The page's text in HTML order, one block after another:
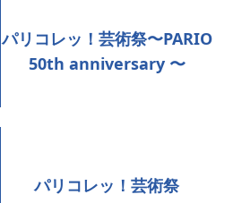
パリコレッ！芸術祭〜PARIO
50th anniversary 〜
パリコレッ！芸術祭